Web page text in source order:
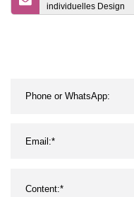
individuelles Design